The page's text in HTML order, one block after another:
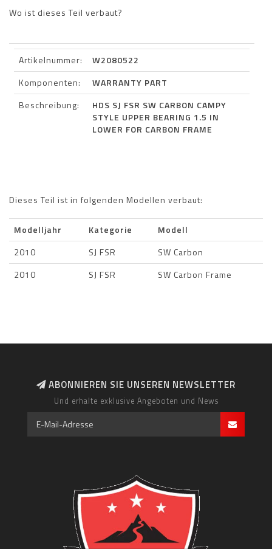
Wo ist dieses Teil verbaut?
Artikelnummer:
W2080522
Komponenten:
WARRANTY PART
Beschreibung:
HDS SJ FSR SW CARBON CAMPY
STYLE UPPER BEARING 1.5 IN
LOWER FOR CARBON FRAME
Dieses Teil ist in folgenden Modellen verbaut:
Modelljahr Kategorie
Modell
2010
SJ FSR
SW Carbon
2010
SJ FSR SW Carbon Frame
ABONNIEREN SIE UNSEREN NEWSLETTER
Und erhalte exklusive Angeboten und News